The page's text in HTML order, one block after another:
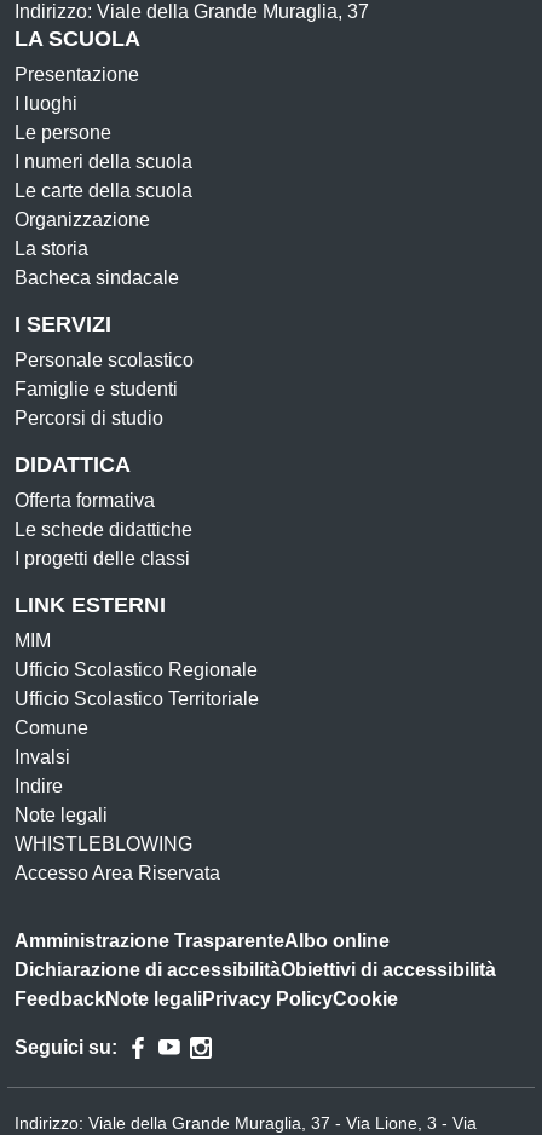
Indirizzo: Viale della Grande Muraglia, 37
LA SCUOLA
Presentazione
I luoghi
Le persone
I numeri della scuola
Le carte della scuola
Organizzazione
La storia
Bacheca sindacale
I SERVIZI
Personale scolastico
Famiglie e studenti
Percorsi di studio
DIDATTICA
Offerta formativa
Le schede didattiche
I progetti delle classi
LINK ESTERNI
MIM
Ufficio Scolastico Regionale
Ufficio Scolastico Territoriale
Comune
Invalsi
Indire
Note legali
WHISTLEBLOWING
Accesso Area Riservata
Amministrazione TrasparenteAlbo online
Dichiarazione di accessibilitàObiettivi di accessibilità
FeedbackNote legaliPrivacy PolicyCookie
Seguici su:
Indirizzo: Viale della Grande Muraglia, 37 - Via Lione, 3 - Via